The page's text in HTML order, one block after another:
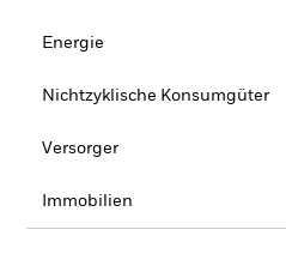
Energie
Nichtzyklische Konsumgüter
Versorger
Immobilien